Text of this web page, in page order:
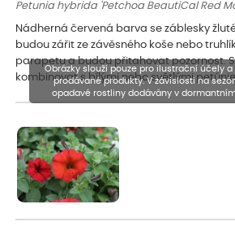
Petunia hybrida 'Petchoa BeautiCal Red
Nádherná červená barva se záblesky
budou zářit ze závěsného koše nebo
parapetu a budou přitahovat pozornost.
kombinovat s bílými nebo světlými
Obrázky slouží pouze pro ilustrační účely
prodávané produkty. V závislosti na
opadavé rostliny dodávány v
Rostliny mohou být také sestřiženy níže,